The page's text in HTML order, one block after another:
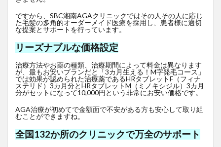
ですから、SBC湘南AGAクリニックではその人その人に応じ
た毛髪の多角的オーダーメイド医療を採用し、患者様に適切
な提案とサポートを行っています。
リーズナブルな価格設定
治療方法やお薬の種類、治療期間によって料金は異なります
が、最もお安いプランだと「3カ月生える！M字発毛コース」
では効果が認められた治療薬であるHRタブレットF （フィナ
ステリド）3カ月分とHRタブレットM（ミノキシジル）3カ月
分がセットになって10,000円という非常にお安い価格です。
AGA治療が初めてで金額面で不安がある方も安心して取り組
むことができますね。
全国132か所のクリニックで万全のサポート